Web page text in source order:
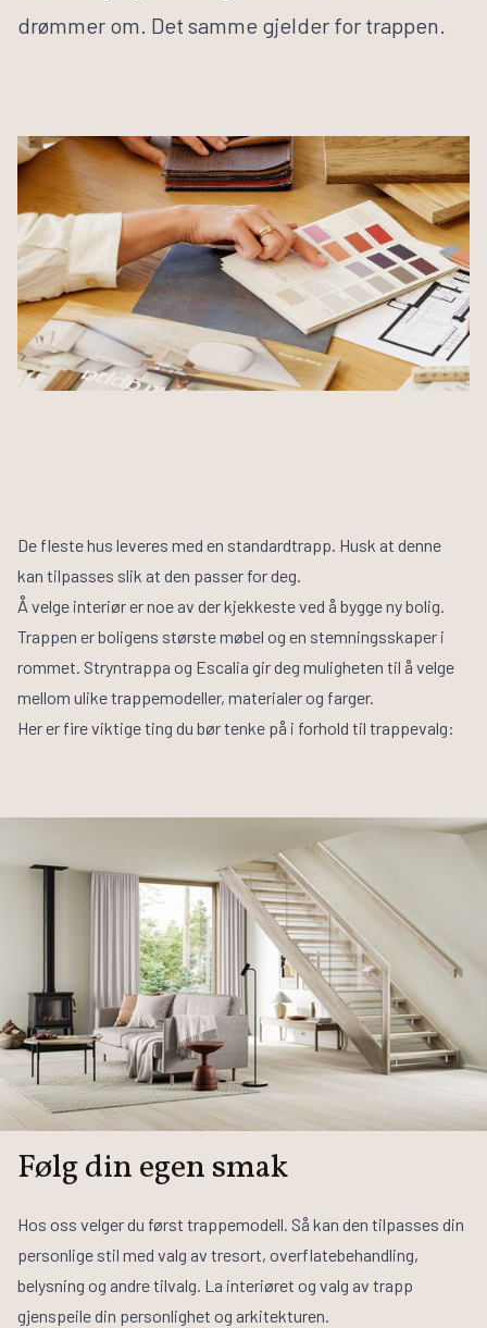
Bli forhandler
Om VestlandsHus
Våre ansatte
Visjon og verdier
Jobb med oss
drømmer om. Det samme gjelder for trappen.
De fleste hus leveres med en standardtrapp. Husk at denne
kan tilpasses slik at den passer for deg.
Å velge interiør er noe av der kjekkeste ved å bygge ny bolig.
Trappen er boligens største møbel og en stemningsskaper i
rommet. Stryntrappa og Escalia gir deg muligheten til å velge
mellom ulike trappemodeller, materialer og farger.
Her er fire viktige ting du bør tenke på i forhold til trappevalg:
Følg din egen smak
Hos oss velger du først trappemodell. Så kan den tilpasses din
personlige stil med valg av tresort, overflatebehandling,
belysning og andre tilvalg. La interiøret og valg av trapp
gjenspeile din personlighet og arkitekturen.